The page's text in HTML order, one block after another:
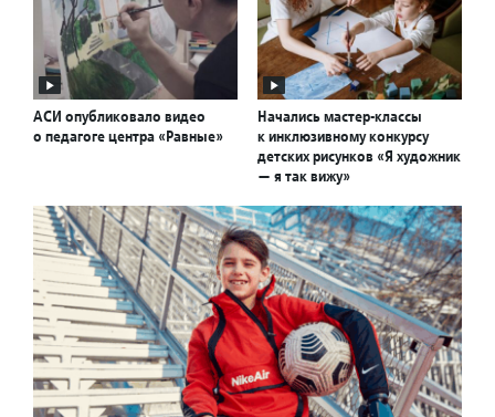
АСИ опубликовало видео
о педагоге центра «Равные»
Начались мастер-классы
к инклюзивному конкурсу
детских рисунков «Я художник
— я так вижу»